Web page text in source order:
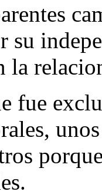
su
la
fue